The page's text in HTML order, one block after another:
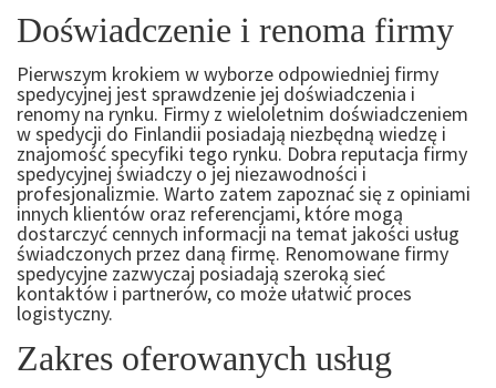
Doświadczenie i renoma firmy
Pierwszym krokiem w wyborze odpowiedniej firmy
spedycyjnej jest sprawdzenie jej doświadczenia i
renomy na rynku. Firmy z wieloletnim doświadczeniem
w spedycji do Finlandii posiadają niezbędną wiedzę i
znajomość specyfiki tego rynku. Dobra reputacja firmy
spedycyjnej świadczy o jej niezawodności i
profesjonalizmie. Warto zatem zapoznać się z opiniami
innych klientów oraz referencjami, które mogą
dostarczyć cennych informacji na temat jakości usług
świadczonych przez daną firmę. Renomowane firmy
spedycyjne zazwyczaj posiadają szeroką sieć
kontaktów i partnerów, co może ułatwić proces
logistyczny.
Zakres oferowanych usług